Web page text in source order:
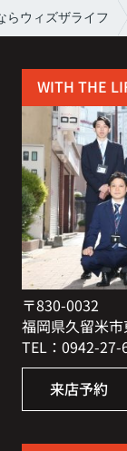
らウィズザライフ
WITH THE
〒830-0032
福岡県久留米
TEL：0942-27-
来店予約